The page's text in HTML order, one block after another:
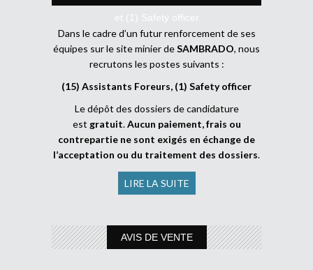
et (1) Safety officer
Dans le cadre d’un futur renforcement de ses
équipes sur le site minier deSAMBRADO, nous
recrutons les postes suivants :
(15) Assistants Foreurs, (1) Safety officer
Le dépôt des dossiers de candidature
est gratuit.Aucun paiement, frais ou
contrepartie ne sont exigés en échange de
l’acceptation ou du traitement des dossiers.
LIRE LA SUITE
AVIS DE VENTE